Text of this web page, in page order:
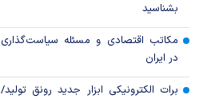
بشناسید
مکاتب اقتصادی و مسئله سیاست‌گذاری
در ایران
برات الکترونیکی ابزار جدید رونق تولید/